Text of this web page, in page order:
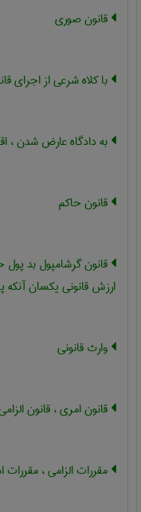
قانون صوری
با کلاه شرعی از اجرای
به دادگاه عارض شدن ،
قانون حاکم
قانون گرشامپول بد پول
ارزش قانونی یکسان
وارث قانونی
قانون امری ، قانون
مقررات الزامی ، مقررات